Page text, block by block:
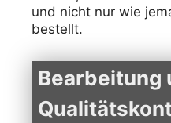
und nicht nur wie
bestellt.
Bearbeitung